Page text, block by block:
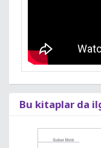
Bu kitaplar da